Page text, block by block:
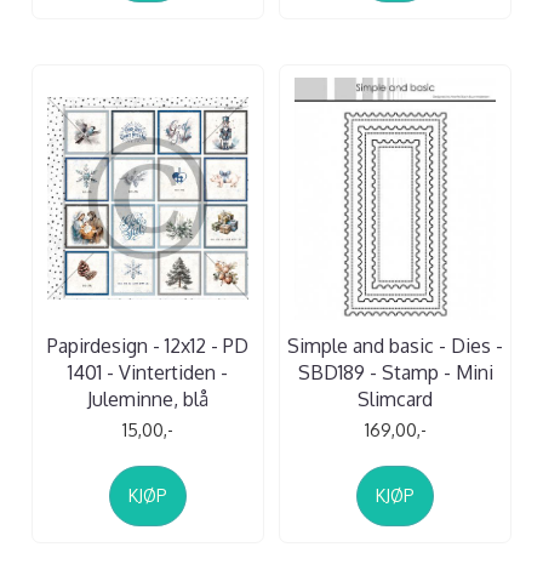
Papirdesign - 12x12 - PD
1401 - Vintertiden -
Juleminne, blå
15,00,-
KJØP
Simple and basic - Dies -
SBD189 - Stamp - Mini
Slimcard
169,00,-
KJØP